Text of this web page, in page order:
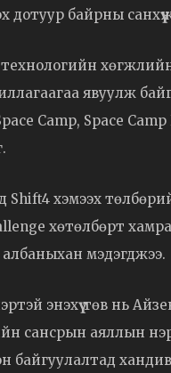
дотуур байрны
явуулж
Camp, Space
хэмээх
хөтөлбөрт
мэдэгджээ.
энэхүү төв нь
сансрын аяллын
байгуулалтад